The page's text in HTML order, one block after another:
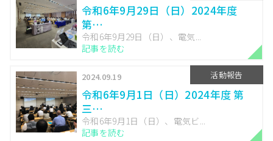
令和6年9月29日（日）2024年度
第…
令和6年9月29日（日）、電気...
記事を読む
活動報告
2024.09.19
令和6年9月1日（日）2024年度 第
三…
令和6年9月1日（日）、電気ビ...
記事を読む